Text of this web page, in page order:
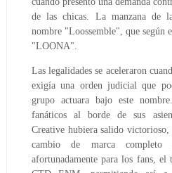
de las chicas. La manzana de
nombre "Loossemble", que según
"LOONA".
Las legalidades se aceleraron
exigía una orden judicial que
grupo actuara bajo este
fanáticos al borde de sus
Creative hubiera salido
cambio de marca completo
afortunadamente para los fans,